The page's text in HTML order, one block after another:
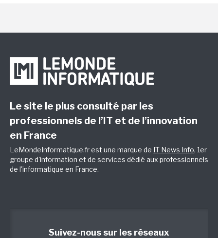
Le site le plus consulté par les
professionnels de l’IT et de l’innovation
en France
LeMondeInformatique.fr est une marque de IT News Info, 1er
groupe d'information et de services dédié aux professionnels
de l'informatique en France.
Suivez-nous sur les réseaux